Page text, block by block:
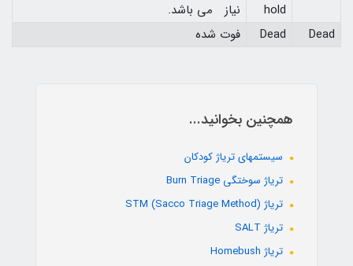
hold
نیاز می باشد.
Dead
Dead فوت شده
همچنین بخوانید...
سیستمهای تریاژ کودکان
تریاژ سوختگی Burn Triage
تریاژ STM (Sacco Triage Method)
تریاژ SALT
تریاژ Homebush